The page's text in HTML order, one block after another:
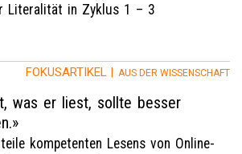
Literalität in Zyklus 1 – 3
FOKUSARTIKEL | AUS DER WISSENSCHAFT
was er liest, sollte besser
kompetenten Lesens von Online-